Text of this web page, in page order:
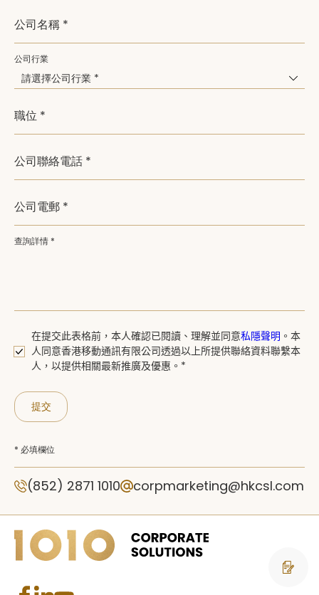
公司名稱 *
公司行業
請選擇公司行業 *
職位 *
公司聯絡電話 *
公司電郵 *
查詢詳情 *
在提交此表格前，本人確認已閱讀、 理解並同意私隱聲明 。 本
人同意香港移動通訊有限公司透過以上所提供聯絡資料聯繫本
人，以提供相關最新推廣及優惠。*
提交
* 必填欄位
(852) 2871 1010 corpmarketing@hkcsl.com
聯絡我們